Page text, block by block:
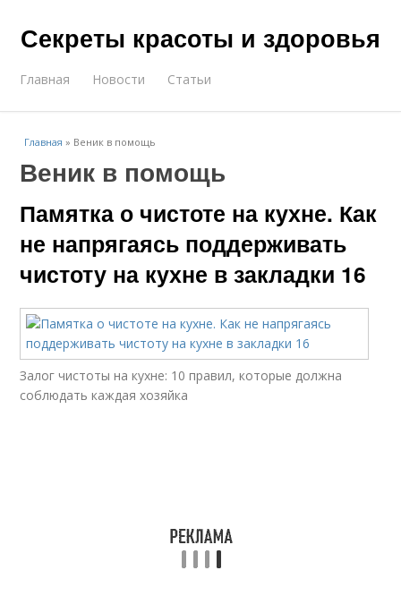
Секреты красоты и здоровья
Главная Новости Статьи
Главная » Веник в помощь
Веник в помощь
Памятка о чистоте на кухне. Как
не напрягаясь поддерживать
чистоту на кухне в закладки 16
Залог чистоты на кухне: 10 правил, которые должна
соблюдать каждая хозяйка